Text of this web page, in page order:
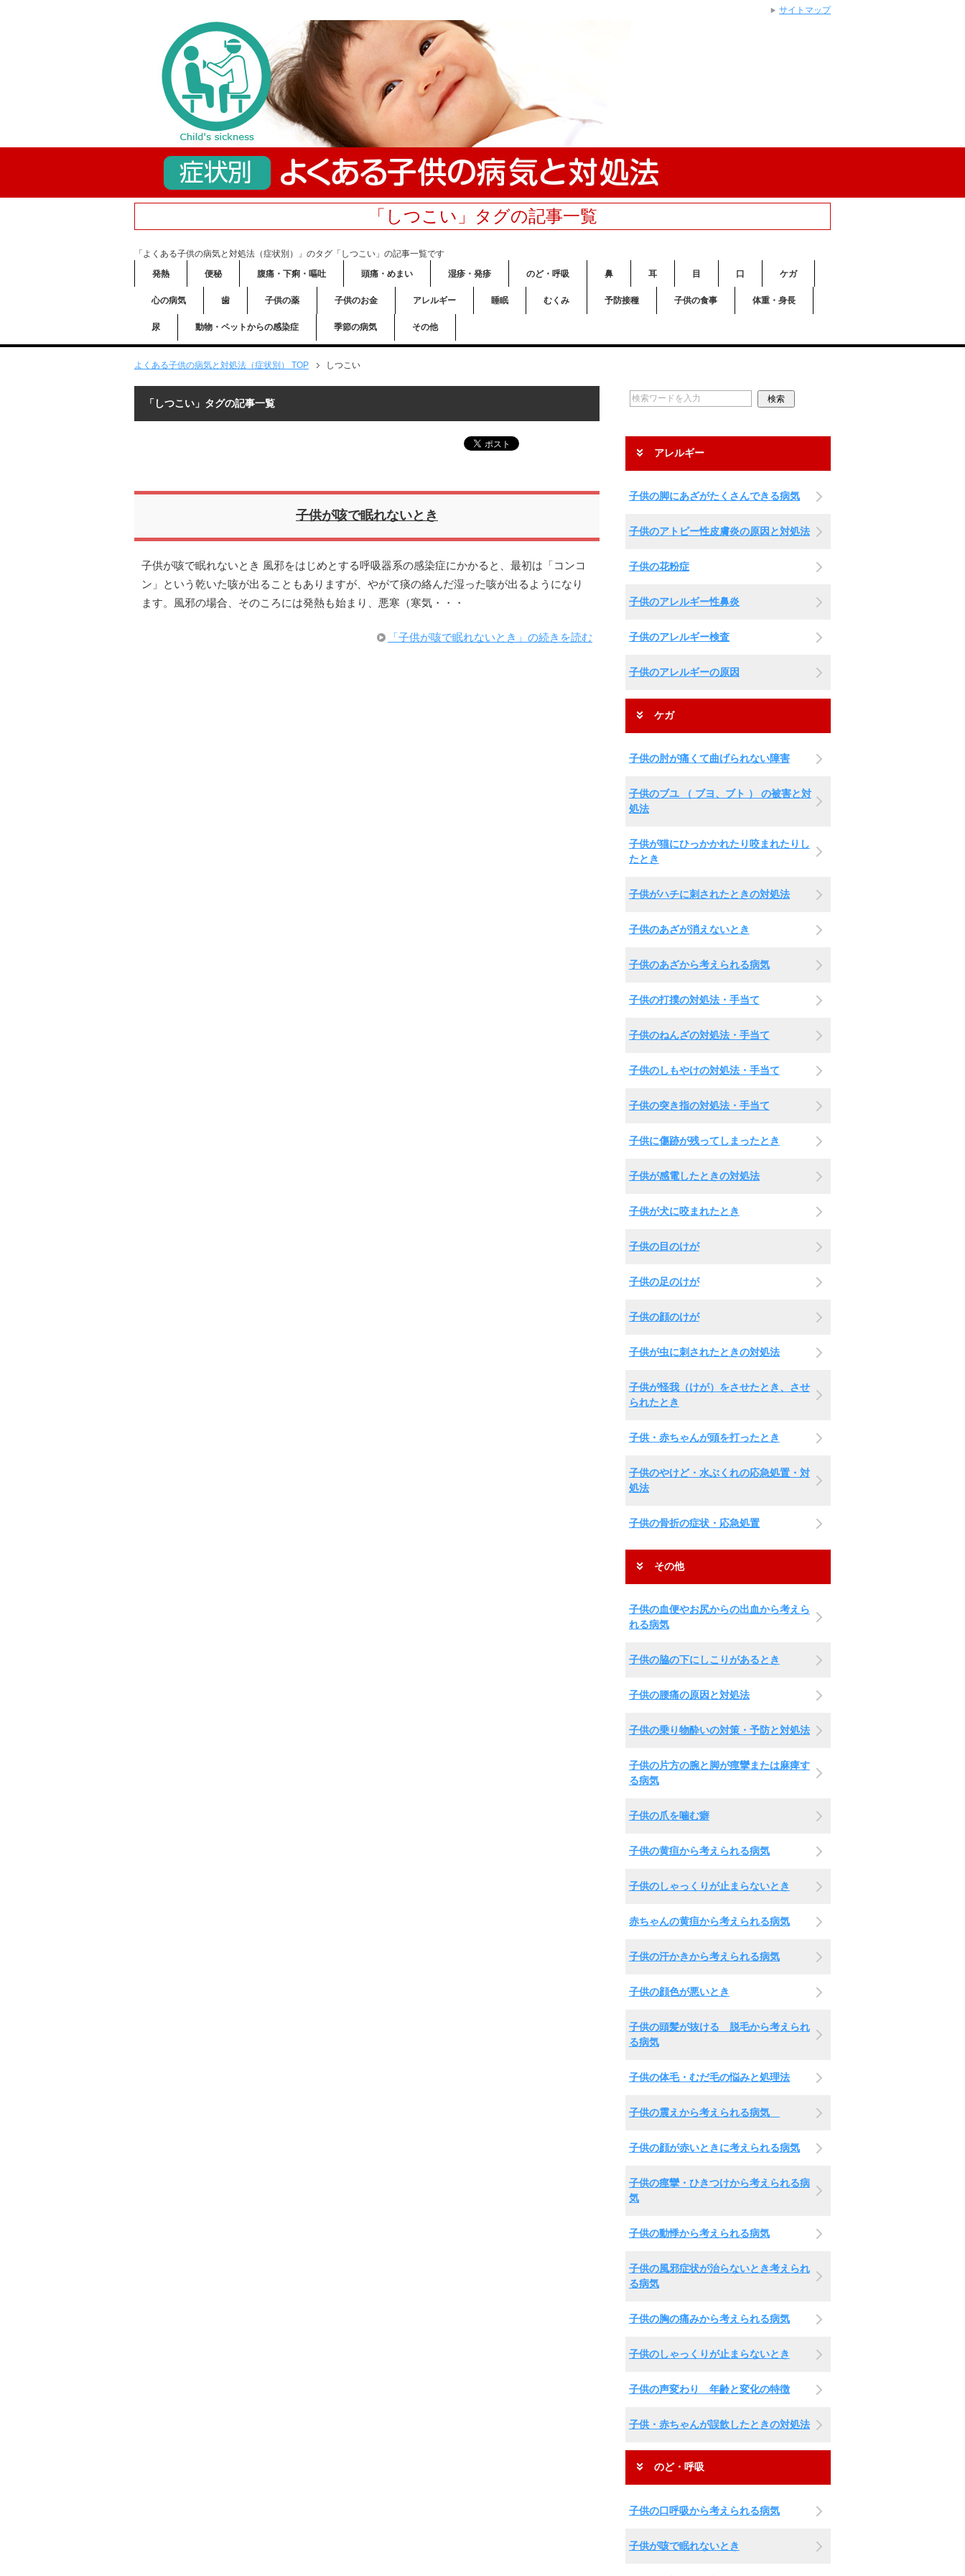
「しつこい」タグの記事一覧
「よくある子供の病気と対処法（症状別）」のタグ「しつこい」の記事一覧です
発熱
便秘 腹痛・下痢・嘔吐 頭痛・めまい 湿疹・発疹 のど・呼吸 鼻 耳 目 口 ケガ
心の病気 歯 子供の薬 子供のお金 アレルギー 睡眠 むくみ 予防接種 子供の食事 体重・身長
尿 動物・ペットからの感染症 季節の病気 その他
よくある子供の病気と対処法（症状別） TOP しつこい
「しつこい」タグの記事一覧
子供が咳で眠れないとき
子供が咳で眠れないとき 風邪をはじめとする呼吸器系の感染症にかかると、最初は「コンコ
ン」という乾いた咳が出ることもありますが、やがて痰の絡んだ湿った咳が出るようになり
ます。風邪の場合、そのころには発熱も始まり、悪寒（寒気・・・
「子供が咳で眠れないとき」の続きを読む
アレルギー
子供の脚にあざがたくさんできる病気
子供のアトピー性皮膚炎の原因と対処法
子供の花粉症
子供のアレルギー性鼻炎
子供のアレルギー検査
子供のアレルギーの原因
ケガ
子供の肘が痛くて曲げられない障害
子供のブユ （ ブヨ、ブト ） の被害と対
処法
子供が猫にひっかかれたり咬まれたりし
たとき
子供がハチに刺されたときの対処法
子供のあざが消えないとき
子供のあざから考えられる病気
子供の打撲の対処法・手当て
子供のねんざの対処法・手当て
子供のしもやけの対処法・手当て
子供の突き指の対処法・手当て
子供に傷跡が残ってしまったとき
子供が感電したときの対処法
子供が犬に咬まれたとき
子供の目のけが
子供の足のけが
子供の顔のけが
子供が虫に刺されたときの対処法
子供が怪我（けが）をさせたとき、させ
られたとき
子供・赤ちゃんが頭を打ったとき
子供のやけど・水ぶくれの応急処置・対
処法
子供の骨折の症状・応急処置
その他
子供の血便やお尻からの出血から考えら
れる病気
子供の脇の下にしこりがあるとき
子供の腰痛の原因と対処法
子供の乗り物酔いの対策・予防と対処法
子供の片方の腕と脚が痙攣または麻痺す
る病気
子供の爪を噛む癖
子供の黄疸から考えられる病気
子供のしゃっくりが止まらないとき
赤ちゃんの黄疸から考えられる病気
子供の汗かきから考えられる病気
子供の顔色が悪いとき
子供の頭髪が抜ける 脱毛から考えられ
る病気
子供の体毛・むだ毛の悩みと処理法
子供の震えから考えられる病気
子供の顔が赤いときに考えられる病気
子供の痙攣・ひきつけから考えられる病
気
子供の動悸から考えられる病気
子供の風邪症状が治らないとき考えられ
る病気
子供の胸の痛みから考えられる病気
子供のしゃっくりが止まらないとき
子供の声変わり 年齢と変化の特徴
子供・赤ちゃんが誤飲したときの対処法
のど・呼吸
子供の口呼吸から考えられる病気
子供が咳で眠れないとき
サイトマップ